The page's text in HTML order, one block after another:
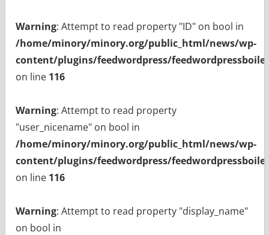
Warning: Attempt to read property "ID" on bool in
/home/minory/minory.org/public_html/news/wp-
content/plugins/feedwordpress/
on line 116
Warning: Attempt to read property
"user_nicename" on bool in
/home/minory/minory.org/public_html/news/wp-
content/plugins/feedwordpress/
on line 116
Warning: Attempt to read property "display_name"
on bool in